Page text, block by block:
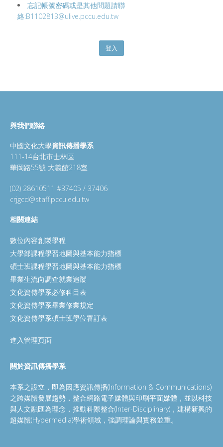
忘記帳號密碼或是其他問題請聯
絡:B1102813@ulive.pccu.edu.tw
登入
與我們聯絡
中國文化大學資訊傳播學系
111-14台北市士林區
華岡路55號 大義館218室
(02) 28610511 #37405 / 37406
crjgcd@staff.pccu.edu.tw
相關連結
數位內容創製學程
大學部課程學習地圖與基本能力指標
碩士班課程學習地圖與基本能力指標
畢業生流向調查就業追蹤
文化資傳學系必修科目表
文化資傳學系畢業修業規定
文化資傳學系碩士班學位審訂表
進入管理頁面
關於資訊傳播學系
本系之設立，即為因應資訊傳播(Information & Communications)
之跨媒體發展趨勢，整合網路電子媒體與印刷平面媒體，並以科技
與人文融匯為理念，推動科際整合(Inter-Disciplinary)，建構新興的
超媒體(Hypermedia)學術領域，強調理論與實務並重。